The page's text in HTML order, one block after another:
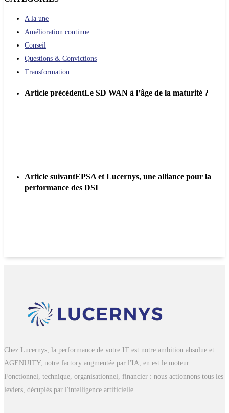
A la une
Amélioration continue
Conseil
Questions & Convictions
Transformation
Article précédentLe SD WAN à l’âge de la maturité ?
Article suivantEPSA et Lucernys, une alliance pour la
performance des DSI
Chez Lucernys, la performance de votre IT est notre ambition absolue et
AGENUITY, notre factory augmentée par l'IA, en est le moteur.
Fonctionnel, technique, organisationnel, financier : nous actionnons tous les
leviers, décuplés par l'intelligence artificielle.